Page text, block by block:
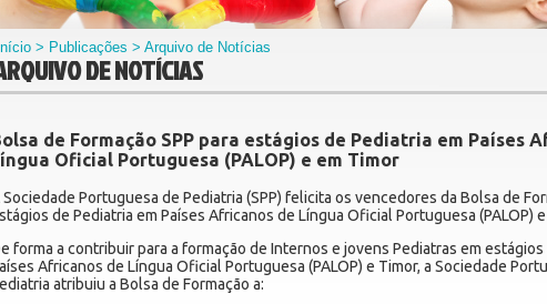
Início > Publicações > Arquivo de Notícias
DE NOTÍCIAS
de Formação SPP para estágios de Pediatria em Países
Oficial Portuguesa (PALOP) e em Timor
Sociedade Portuguesa de Pediatria (SPP) felicita os vencedores da Bolsa de
de Pediatria em Países Africanos de Língua Oficial Portuguesa (PALOP)
forma a contribuir para a formação de Internos e jovens Pediatras em estágios
Africanos de Língua Oficial Portuguesa (PALOP) e Timor, a Sociedade
atribuiu a Bolsa de Formação a: